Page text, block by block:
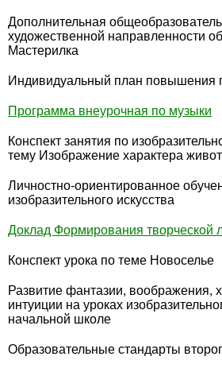
Дополнительная
художественной направленности
Мастерилка
Индивидуальный план повышения
Программа внеурочная по музыки
Конспект занятия по
тему Изображение характера
Личностно-ориентированное
изобразительного искусства
Доклад Формирования творческой
Конспект урока по теме Новоселье
Развитие фантазии, воображения,
интуиции на уроках
начальной школе
Образовательные стандарты